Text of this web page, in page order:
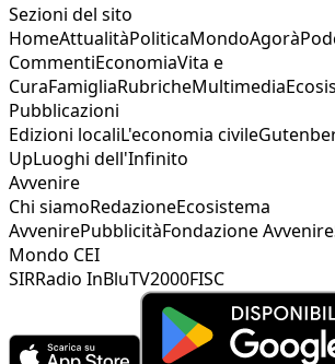
Sezioni del sito
HomeAttualitàPoliticaMondoAgorà
CommentiEconomiaVita e
CuraFamigliaRubricheMultimedia
Pubblicazioni
Edizioni localiL'economia civile
UpLuoghi dell'Infinito
Avvenire
Chi siamoRedazioneEcosistema
AvvenirePubblicitàFondazione Avvenire
Mondo CEI
SIRRadio InBluTV2000FISC